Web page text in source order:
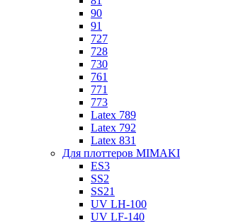
90
91
727
728
730
761
771
773
Latex 789
Latex 792
Latex 831
Для плоттеров MIMAKI
ES3
SS2
SS21
UV LH-100
UV LF-140